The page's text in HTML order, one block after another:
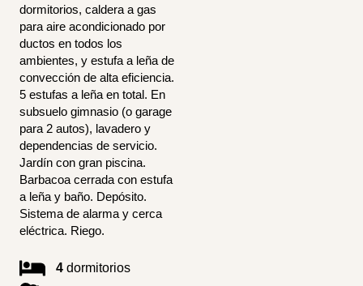
dormitorios, caldera a gas
para aire acondicionado por
ductos en todos los
ambientes, y estufa a leña de
convección de alta eficiencia.
5 estufas a leña en total. En
subsuelo gimnasio (o garage
para 2 autos), lavadero y
dependencias de servicio.
Jardín con gran piscina.
Barbacoa cerrada con estufa
a leña y baño. Depósito.
Sistema de alarma y cerca
eléctrica. Riego.
4 dormitorios